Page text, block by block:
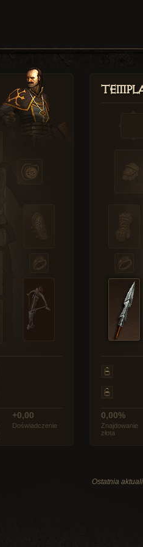
+0,00
Doświadczenie
0,00%
Znajdowanie
złota
Ostatnia